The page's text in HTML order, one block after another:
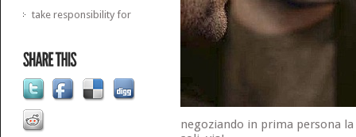
take responsibility for
negoziando in prima persona